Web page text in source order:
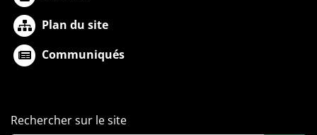
Plan du site
Communiqués
Rechercher sur le site